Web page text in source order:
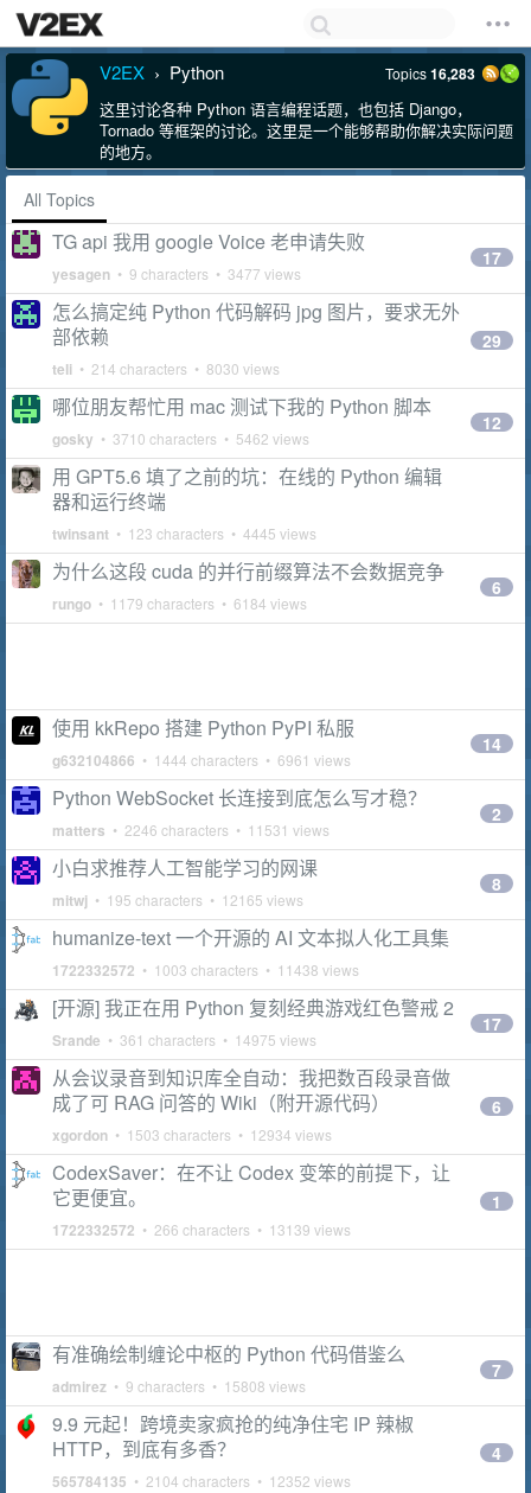
V2EX › Python Topics16,283
这里讨论各种 Python 语言编程话题，也包括 Django，
Tornado 等框架的讨论。这里是一个能够帮助你解决实际问题
的地方。
All Topics
TG api 我用 google Voice 老申请失败
yesagen • 9 characters • 3477 views
17
怎么搞定纯 Python 代码解码 jpg 图片，要求无外
部依赖
teli • 214 characters • 8030 views
29
哪位朋友帮忙用 mac 测试下我的 Python 脚本
gosky • 3710 characters • 5462 views
12
用 GPT5.6 填了之前的坑：在线的 Python 编辑
器和运行终端
twinsant • 123 characters • 4445 views
为什么这段 cuda 的并行前缀算法不会数据竞争
rungo • 1179 characters • 6184 views
6
使用 kkRepo 搭建 Python PyPI 私服
g632104866 • 1444 characters • 6961 views
14
Python WebSocket 长连接到底怎么写才稳？
matters • 2246 characters • 11531 views
2
小白求推荐人工智能学习的网课
mitwj • 195 characters • 12165 views
8
humanize-text 一个开源的 AI 文本拟人化工具集
1722332572 • 1003 characters • 11438 views
[开源] 我正在用 Python 复刻经典游戏红色警戒 2
Srande • 361 characters • 14975 views
17
从会议录音到知识库全自动：我把数百段录音做
成了可 RAG 问答的 Wiki（附开源代码）
xgordon • 1503 characters • 12934 views
6
CodexSaver：在不让 Codex 变笨的前提下，让
它更便宜。
1722332572 • 266 characters • 13139 views
1
有准确绘制缠论中枢的 Python 代码借鉴么
admirez • 9 characters • 15808 views
7
9.9 元起！跨境卖家疯抢的纯净住宅 IP 辣椒
HTTP，到底有多香？
565784135 • 2104 characters • 12352 views
4